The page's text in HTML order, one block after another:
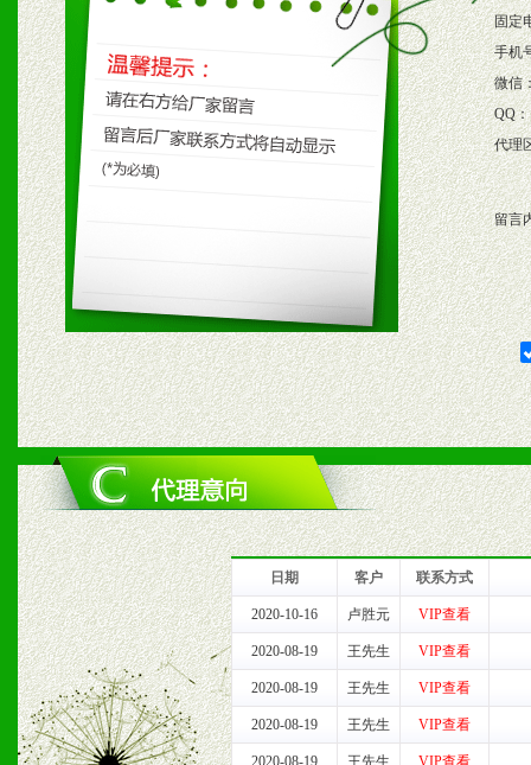
固定
手机
微信
QQ：
代理
留言
日期 客户 联系方式
2020-10-16 卢胜元 VIP查看
2020-08-19 王先生 VIP查看
2020-08-19 王先生 VIP查看
2020-08-19 王先生 VIP查看
2020-08-19 王先生 VIP查看